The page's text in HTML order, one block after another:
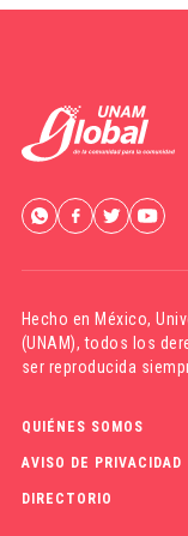
Hecho en México,
(UNAM), todos los
ser reproducida
QUIÉNES SOMOS
AVISO DE PRIVACIDAD
DIRECTORIO